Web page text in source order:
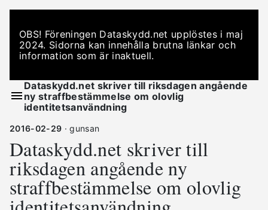
OBS! Föreningen Dataskydd.net upplöstes i maj
2024. Sidorna kan innehålla brutna länkar och
information som är inaktuell.
Dataskydd.net skriver till riksdagen angående
ny straffbestämmelse om olovlig
identitetsanvändning
2016-02-29 · gunsan
Dataskydd.net skriver till
riksdagen angående ny
straffbestämmelse om olovlig